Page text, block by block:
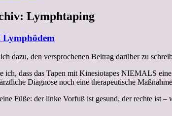
Lymphtaping
Lymphödem
dazu, den versprochenen Beitrag darüber zu
ich, dass das Tapen mit Kinesiotapes NIEMALS
Diagnose noch eine therapeutische
Füße: der linke Vorfuß ist gesund, der rechte ist –